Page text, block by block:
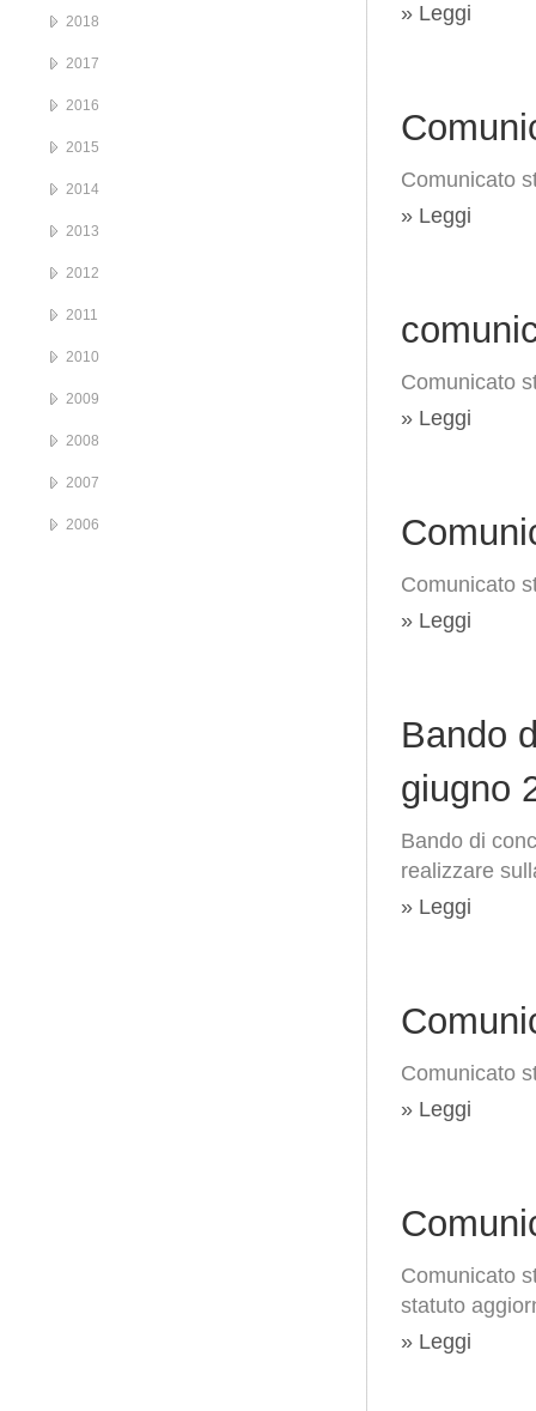
» Leggi
Comunicato
» Leggi
Comunicato
» Leggi
Comunicato
» Leggi
Bando
giugno
Bando di
realizzare
» Leggi
Comunicato
» Leggi
Comunicato
statuto
» Leggi
2018
2017
2016
2015
2014
2013
2012
2011
2010
2009
2008
2007
2006